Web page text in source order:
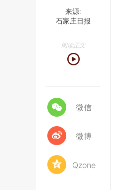
来源:
石家庄日报
阅读正文
微信
微博
Qzone